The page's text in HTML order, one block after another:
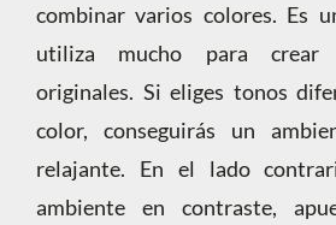
combinar varios colores. Es
utiliza mucho para crear
originales. Si eliges tonos
color, conseguirás un
relajante. En el lado
ambiente en contraste,